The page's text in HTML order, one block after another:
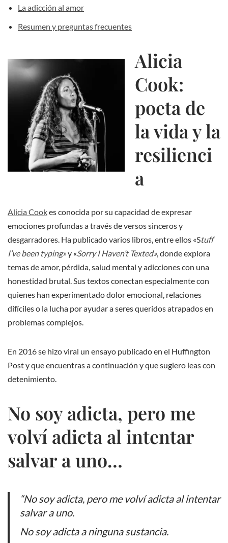
La adicción al amor
Resumen y preguntas frecuentes
Alicia
Cook:
poeta de
la vida y la
resilienci
a
Alicia Cookes conocida por su capacidad de expresar
emociones profundas a través de versos sinceros y
desgarradores. Ha publicado varios libros, entre ellos «Stuff
I’ve been typing»y «Sorry I Haven’t Texted», donde explora
temas de amor, pérdida, salud mental y adicciones con una
honestidad brutal. Sus textos conectan especialmente con
quienes han experimentado dolor emocional, relaciones
difíciles o la lucha por ayudar a seres queridos atrapados en
problemas complejos.
En 2016 se hizo viral un ensayo publicado en el Huffington
Post y que encuentras a continuación y que sugiero leas con
detenimiento.
No soy adicta, pero me
volví adicta al intentar
salvar a uno…
“No soy adicta, pero me volví adicta al intentar
salvar a uno.
No soy adicta a ninguna sustancia.